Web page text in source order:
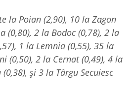
la Poian (2,90), 10 la Zagon
(0,80), 2 la Bodoc (0,78), 2 la
1 la Lemnia (0,55), 35 la
(0,50), 2 la Cernat (0,49), 4 la
și 3 la Târgu Secuiesc